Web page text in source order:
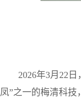
2026年3月22
凤”之一的梅清科